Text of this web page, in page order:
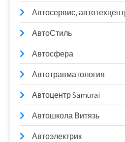
Автосервис,
АвтоСтиль
Автосфера
Автотравматология
Автоцентр Samurai
Автошкола Витязь
Автоэлектрик